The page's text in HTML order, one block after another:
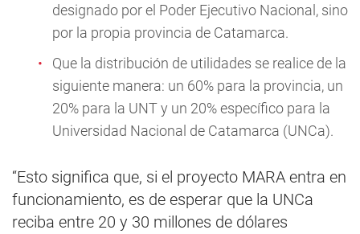
designado por el Poder Ejecutivo Nacional, sino
por la propia provincia de Catamarca.
Que la distribución de utilidades se realice de la
siguiente manera: un 60% para la provincia, un
20% para la UNT y un 20% específico para la
Universidad Nacional de Catamarca (UNCa).
“Esto significa que, si el proyecto MARA entra en
funcionamiento, es de esperar que la UNCa
reciba entre 20 y 30 millones de dólares